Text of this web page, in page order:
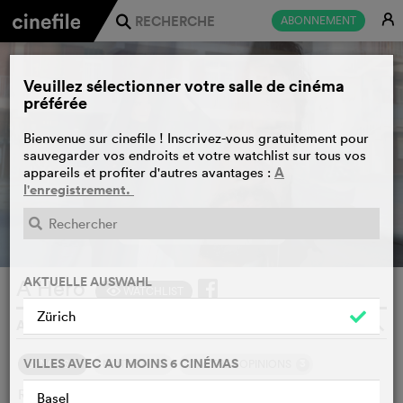
ABONNEMENT E
j
A Hero WATCHLIST
ASGHAR FARHADI, FRANCE, L'IRAN, 2021
SYNOPSIS NOTRE AVIS D'AUTRES OPINIONS
Rahim est en prison à cause d’une dette qu’il n’a pas pu
Veuillez sélectionner votre salle de cinéma
préférée
Bienvenue sur cinefile ! Inscrivez-vous gratuitement pour
sauvegarder vos endroits et votre watchlist sur tous vos
appareils et profiter d'autres avantages : A
l'enregistrement.
AKTUELLE AUSWAHL
Zürich
VILLES AVEC AU MOINS 6 CINÉMAS
Basel